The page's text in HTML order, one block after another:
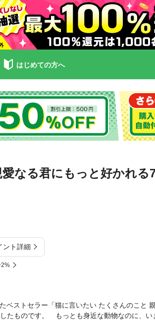
はじめての方へ
なる君にもっと好かれる
ント詳細
ベストセラー「猫に言いたい たくさんのこと
たものです。 もっとも身近な動物なのに、い